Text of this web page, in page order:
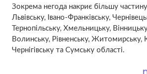
Зокрема негода накриє більшу
Львівську, Івано-Франківську,
Тернопільську, Хмельницьку,
Волинську, Рівненську, Житомирську,
Чернігівську та Сумську області.